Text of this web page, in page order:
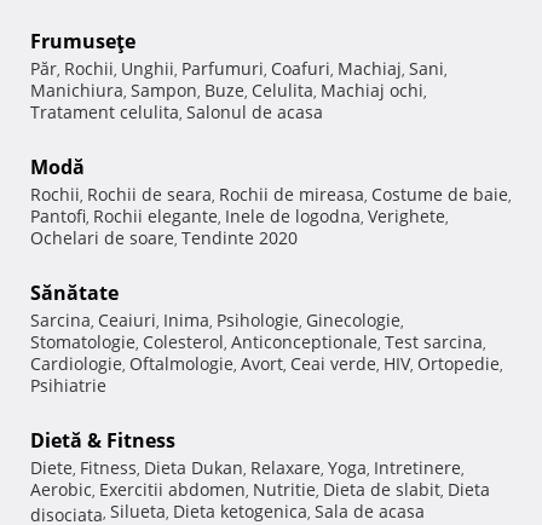
Frumuseţe
Păr, Rochii, Unghii, Parfumuri, Coafuri, Machiaj, Sani,
Manichiura, Sampon, Buze, Celulita, Machiaj ochi,
Tratament celulita, Salonul de acasa
Modă
Rochii, Rochii de seara, Rochii de mireasa, Costume de baie,
Pantofi, Rochii elegante, Inele de logodna, Verighete,
Ochelari de soare, Tendinte 2020
Sănătate
Sarcina, Ceaiuri, Inima, Psihologie, Ginecologie,
Stomatologie, Colesterol, Anticonceptionale, Test sarcina,
Cardiologie, Oftalmologie, Avort, Ceai verde, HIV, Ortopedie,
Psihiatrie
Dietă & Fitness
Diete, Fitness, Dieta Dukan, Relaxare, Yoga, Intretinere,
Aerobic, Exercitii abdomen, Nutritie, Dieta de slabit, Dieta
disociata, Silueta, Dieta ketogenica, Sala de acasa